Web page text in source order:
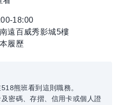
18:00
遠百威秀影城5樓
履歷
熊班看到這則職務。
密碼、存摺、信用卡或個人證